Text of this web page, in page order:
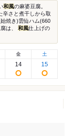
和風の麻婆豆腐。
辛さと煮干しから取
焼き)雲仙ハム(660
は、 和風仕上げの
金
14
土
15